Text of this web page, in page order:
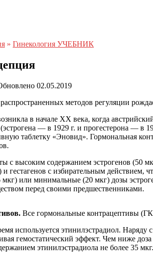
» Гинекология УЧЕБНИК
02.05.2019
методов регуляции
в начале XX века, когда
— в 1929 г. и прогестерона — в
таблетку «Эновид». Гормональная
с высоким содержанием эстрогенов (50
гестагенов с избирательным
или минимальные (20 мкг) дозы
перед своими предшественниками.
Все гормональные контрацептивы
используется этинилэстрадиол.
гемостатический эффект. Чем ниже
этинилэстрадиола не более 35 мкг.